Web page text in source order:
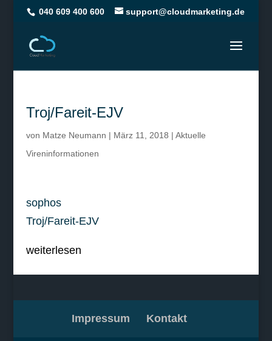
040 609 400 600 support@cloudmarketing.de
Troj/Fareit-EJV
von Matze Neumann | März 11, 2018 | Aktuelle
Vireninformationen
sophos
Troj/Fareit-EJV
weiterlesen
Impressum Kontakt